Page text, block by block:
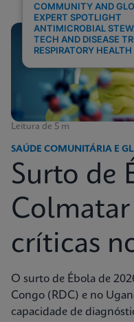
COMMUNITY AND
EXPERT SPOTLIGHT
ANTIMICROBIAL
TECH AND DISEASE
RESPIRATORY HEALTH
Leitura de 5 m
SAÚDE COMUNITÁRIA E
Surto de
críticas
O surto de Ébola de
Congo (RDC) e no
capacidade de